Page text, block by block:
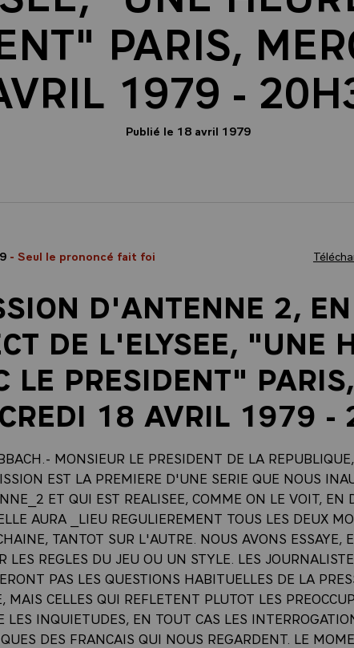
PARIS,
1979 -
Publié le 18 avril 1979
- Seul le prononcé fait foi
D'ANTENNE 2, EN
DE L'ELYSEE, "UNE
LE PRESIDENT" PARIS,
18 AVRIL 1979 -
MONSIEUR LE PRESIDENT DE LA
EST LA PREMIERE D'UNE SERIE QUE NOUS
ET QUI EST REALISEE, COMME ON LE VOIT, EN
AURA _LIEU REGULIEREMENT TOUS LES DEUX
TANTOT SUR L'AUTRE. NOUS AVONS ESSAYE,
LES REGLES DU JEU OU UN STYLE. LES
PAS LES QUESTIONS HABITUELLES DE LA
MAIS CELLES QUI REFLETENT PLUTOT LES
LES INQUIETUDES, EN TOUT CAS LES
DES FRANCAIS QUI NOUS REGARDENT. LE